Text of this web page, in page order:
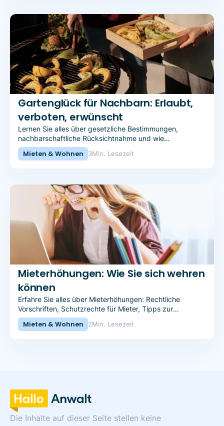
Gartenglück für Nachbarn: Erlaubt,
verboten, erwünscht
Lernen Sie alles über gesetzliche Bestimmungen,
nachbarschaftliche Rücksichtnahme und wie
gemeinsame Gartenarbeit die Nachbarschaft stärken
kann.
Mieten & Wohnen 3Min. Lesezeit
Mieterhöhungen: Wie Sie sich wehren
können
Erfahre Sie alles über Mieterhöhungen: Rechtliche
Vorschriften, Schutzrechte für Mieter, Tipps zur
Verteidigung gegen ungerechtfertigte Mieterhöhungen.
Mieten & Wohnen 2Min. Lesezeit
Die Inhalte auf dieser Seite stellen keine